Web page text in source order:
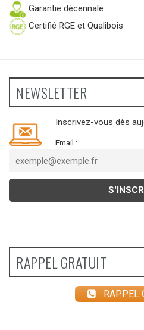
Garantie décennale
Certifié RGE et Qualibois
NEWSLETTER
Inscrivez-vous dès
Email :
RAPPEL GRATUIT
RAPPEL